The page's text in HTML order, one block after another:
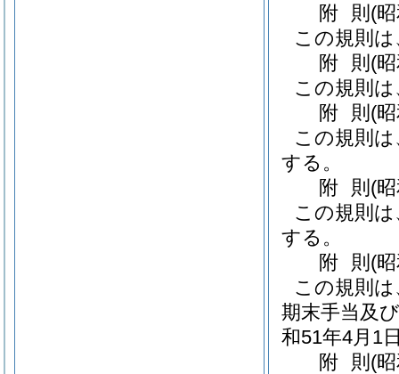
附 則 (
この規則
附 則 (
この規則
附 則 (
この規則
する。
附 則 (
この規則
する。
附 則 (
この規則
期末手当及
和51年4月1
附 則 (